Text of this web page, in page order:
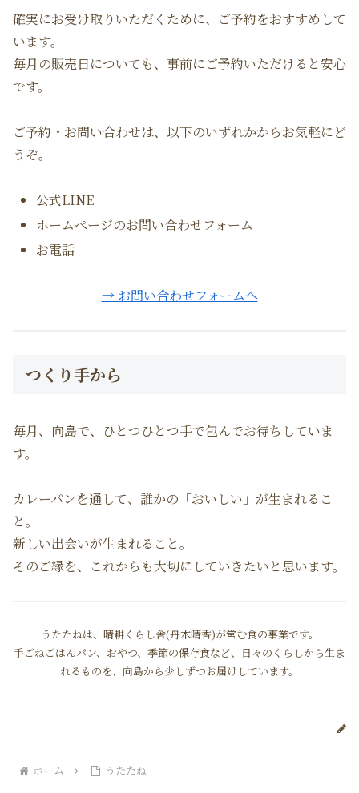
確実にお受け取りいただくために、ご予約をおすすめして
います。
毎月の販売日についても、事前にご予約いただけると安心
です。
ご予約・お問い合わせは、以下のいずれかからお気軽にど
うぞ。
公式LINE
ホームページのお問い合わせフォーム
お電話
→ お問い合わせフォームへ
つくり手から
毎月、向島で、ひとつひとつ手で包んでお待ちしていま
す。
カレーパンを通して、誰かの「おいしい」が生まれるこ
と。
新しい出会いが生まれること。
そのご縁を、これからも大切にしていきたいと思います。
うたたねは、晴耕くらし舎(舟木晴香)が営む食の事業です。
手ごねごはんパン、おやつ、季節の保存食など、日々のくらしから生ま
れるものを、向島から少しずつお届けしています。
ホーム うたたね